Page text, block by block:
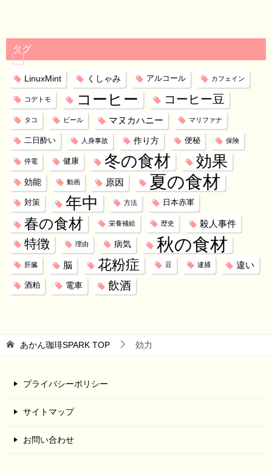
タグ
LinuxMint くしゃみ アルコール カフェイン
コデトモ コーヒー コーヒー豆
タコ ビール マヌカハニー マリファナ
二日酔い 人身事故 作り方 便秘 保険
停電 健康 冬の食材 効果
効能 動画 原因 夏の食材
対策 年中 方法 日本赤軍
春の食材 栄養補給 歴史 殺人事件
特徴 理由 病気 秋の食材
肝臓 脳 花粉症 豆 逮捕 違い
酒粕 電車 飲酒
あかん珈琲SPARK TOP 効力
プライバシーポリシー
サイトマップ
お問い合わせ